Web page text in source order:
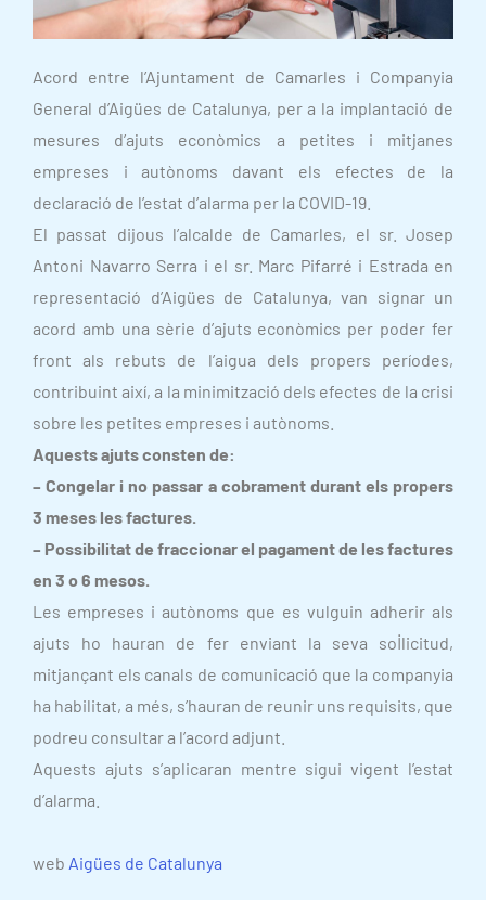
Acord entre l’Ajuntament de Camarles i Companyia
General d’Aigües de Catalunya, per a la implantació de
mesures d’ajuts econòmics a petites i mitjanes
empreses i autònoms davant els efectes de la
declaració de l’estat d’alarma per la COVID-19.
El passat dijous l’alcalde de Camarles, el sr. Josep
Antoni Navarro Serra i el sr. Marc Pifarré i Estrada en
representació d’Aigües de Catalunya, van signar un
acord amb una sèrie d’ajuts econòmics per poder fer
front als rebuts de l’aigua dels propers períodes,
contribuint així, a la minimització dels efectes de la crisi
sobre les petites empreses i autònoms.
Aquests ajuts consten de:
– Congelar i no passar a cobrament durant els propers
3 meses les factures.
– Possibilitat de fraccionar el pagament de les factures
en 3 o 6 mesos.
Les empreses i autònoms que es vulguin adherir als
ajuts ho hauran de fer enviant la seva sol·licitud,
mitjançant els canals de comunicació que la companyia
ha habilitat, a més, s’hauran de reunir uns requisits, que
podreu consultar a l’acord adjunt.
Aquests ajuts s’aplicaran mentre sigui vigent l’estat
d’alarma.
web Aigües de Catalunya